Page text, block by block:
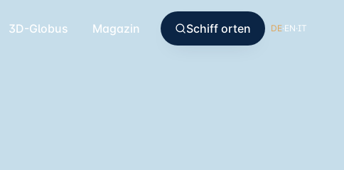
3D-Globus Magazin Schiff orten DE·EN·IT